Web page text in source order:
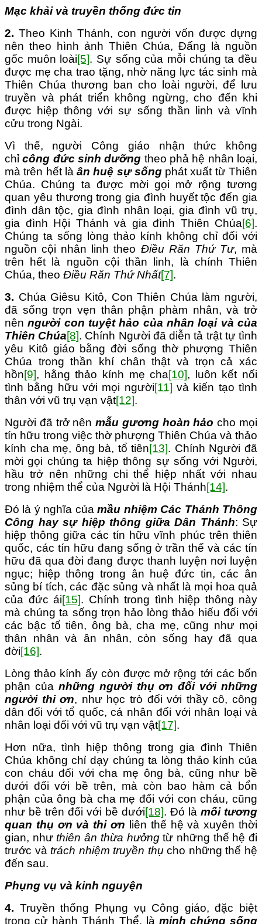
Mạc khải và truyền thống đức tin
2. Theo Kinh Thánh, con người vốn được dựng
nên theo hình ảnh Thiên Chúa, Đấng là nguồn
gốc muôn loài[5]. Sự sống của mỗi chúng ta đều
được mẹ cha trao tặng, nhờ năng lực tác sinh mà
Thiên Chúa thương ban cho loài người, để lưu
truyền và phát triển không ngừng, cho đến khi
được hiệp thông với sự sống thần linh và vĩnh
cửu trong Ngài.
Vì thế, người Công giáo nhận thức không
chỉcông đức sinh dưỡng theo phả hệ nhân loại,
mà trên hết làân huệ sự sốngphát xuất từ Thiên
Chúa. Chúng ta được mời gọi mở rộng tương
quan yêu thương trong gia đình huyết tộc đến gia
đình dân tộc, gia đình nhân loại, gia đình vũ trụ,
gia đình Hội Thánh và gia đình Thiên Chúa[6].
Chúng ta sống lòng thảo kính không chỉ đối với
nguồn cội nhân linh theo Điều Răn Thứ Tư, mà
trên hết là nguồn cội thần linh, là chính Thiên
Chúa, theo Điều Răn Thứ Nhất[7].
3. Chúa Giêsu Kitô, Con Thiên Chúa làm người,
đã sống trọn vẹn thân phận phàm nhân, và trở
nênngười con tuyệt hảo của nhân loại và của
Thiên Chúa[8]. Chính Người đã diễn tả trật tự tình
yêu Kitô giáo bằng đời sống thờ phượng Thiên
Chúa trong thần khí chân thật và trọn cả xác
hồn[9], hằng thảo kính mẹ cha[10], luôn kết nối
tình bằng hữu với mọi người[11] và kiến tạo tình
thân với vũ trụ vạn vật[12].
Người đã trở nênmẫu gương hoàn hảo cho mọi
tín hữu trong việc thờ phượng Thiên Chúa và thảo
kính cha mẹ, ông bà, tổ tiên[13]. Chính Người đã
mời gọi chúng ta hiệp thông sự sống với Người,
hầu trở nên những chi thể hiệp nhất với nhau
trong nhiệm thể của Người là Hội Thánh[14].
Đó là ý nghĩa củamầu nhiệm Các Thánh Thông
Công hay sự hiệp thông giữa Dân Thánh: Sự
hiệp thông giữa các tín hữu vĩnh phúc trên thiên
quốc, các tín hữu đang sống ở trần thế và các tín
hữu đã qua đời đang được thanh luyện nơi luyện
ngục; hiệp thông trong ân huệ đức tin, các ân
sủng bí tích, các đặc sủng và nhất là mọi hoa quả
của đức ái[15]. Chính trong tình hiệp thông này
mà chúng ta sống trọn hảo lòng thảo hiếu đối với
các bậc tổ tiên, ông bà, cha mẹ, cũng như mọi
thân nhân và ân nhân, còn sống hay đã qua
đời[16].
Lòng thảo kính ấy còn được mở rộng tới các bổn
phận của những người thụ ơn đối với những
người thi ơn, như học trò đối với thầy cô, công
dân đối với tổ quốc, cá nhân đối với nhân loại và
nhân loại đối với vũ trụ vạn vật[17].
Hơn nữa, tình hiệp thông trong gia đình Thiên
Chúa không chỉ dạy chúng ta lòng thảo kính của
con cháu đối với cha mẹ ông bà, cũng như bề
dưới đối với bề trên, mà còn bao hàm cả bổn
phận của ông bà cha mẹ đối với con cháu, cũng
như bề trên đối với bề dưới[18]. Đó là mối tương
quan thụ ơn và thi ơn liên thế hệ và xuyên thời
gian, nhưthiên ân thừa hưởngtừ những thế hệ đi
trước vàtrách nhiệm truyền thụcho những thế hệ
đến sau.
Phụng vụ và kinh nguyện
4. Truyền thống Phụng vụ Công giáo, đặc biệt
trong cử hành Thánh Thể, là minh chứng sống